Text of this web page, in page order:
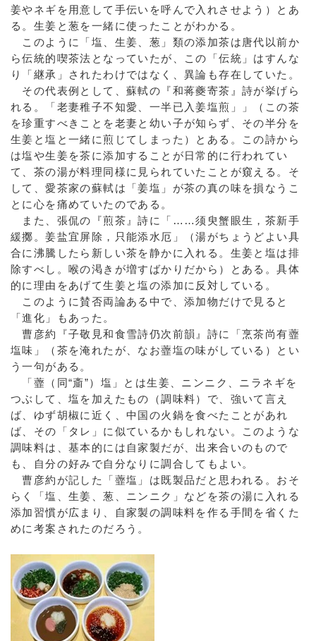
姜やネギを用意して手伝いを呼んで入れさせよう）とあ
る。生姜と葱を一緒に使ったことがわかる。
このように「塩、生姜、葱」類の添加茶は唐代以前か
ら伝統的喫茶法となっていたが、この「伝統」はすんな
り「継承」されたわけではなく、異論も存在していた。
その代表例として、蘇軾の『和蒋夔寄茶』詩が挙げら
れる。「老妻稚子不知愛、一半已入姜塩煎」」（この茶
を珍重すべきことを老妻と幼い子が知らず、その半分を
生姜と塩と一緒に煎じてしまった）とある。この詩から
は塩や生姜を茶に添加することが日常的に行われてい
て、茶の湯が料理同様に見られていたことが窺える。そ
して、愛茶家の蘇軾は「姜塩」が茶の真の味を損なうこ
とに心を痛めていたのである。
また、張侃の『煎茶』詩に「……须臾蟹眼生，茶新手
緩擲。姜盐宜屏除，只能添水厄」（湯がちょうどよい具
合に沸騰したら新しい茶を静かに入れる。生姜と塩は排
除すべし。喉の渇きが増すばかりだから）とある。具体
的に理由をあげて生姜と塩の添加に反対している。
このように賛否両論ある中で、添加物だけで見ると
「進化」もあった。
曹彦約『子敬見和食雪詩仍次前韻』詩に「烹茶尚有虀
塩味」（茶を淹れたが、なお虀塩の味がしている）とい
う一句がある。
「虀（同“齑”）塩」とは生姜、ニンニク、ニラネギを
つぶして、塩を加えたもの（調味料）で、強いて言え
ば、ゆず胡椒に近く、中国の火鍋を食べたことがあれ
ば、その「タレ」に似ているかもしれない。このような
調味料は、基本的には自家製だが、出来合いのもので
も、自分の好みで自分なりに調合してもよい。
曹彦約が記した「虀塩」は既製品だと思われる。おそ
らく「塩、生姜、葱、ニンニク」などを茶の湯に入れる
添加習慣が広まり、自家製の調味料を作る手間を省くた
めに考案されたのだろう。